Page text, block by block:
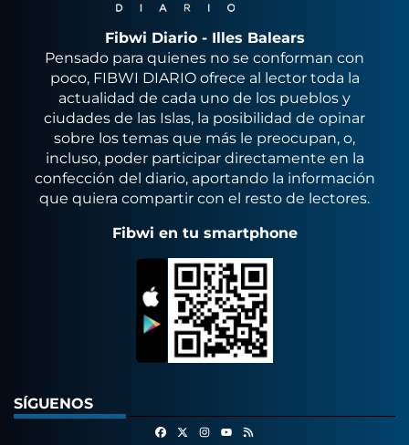
Fibwi Diario - Illes Balears
Pensado para quienes no se conforman con
poco, FIBWI DIARIO ofrece al lector toda la
actualidad de cada uno de los pueblos y
ciudades de las Islas, la posibilidad de opinar
sobre los temas que más le preocupan, o,
incluso, poder participar directamente en la
confección del diario, aportando la información
que quiera compartir con el resto de lectores.
Fibwi en tu smartphone
SÍGUENOS
FacebookInstagram